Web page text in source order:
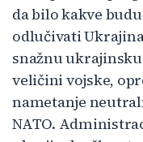
da bilo kakve
odlučivati
snažnu
veličini vojske,
nametanje
NATO.